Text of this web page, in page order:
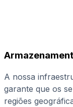
A nossa
garante que os
regiões